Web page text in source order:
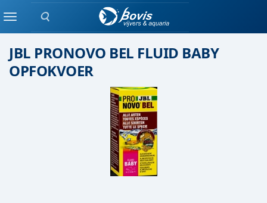
Zoeken
MenuKweek / opvokvoer
JBL PRONOVO BEL FLUID BABY
OPFOKVOER